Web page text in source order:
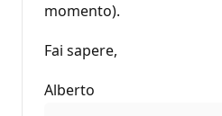
momento).
Fai sapere,
Alberto